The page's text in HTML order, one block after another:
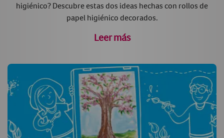
higiénico? Descubre estas dos ideas hechas con rollos de
papel higiénico decorados.
Leer más